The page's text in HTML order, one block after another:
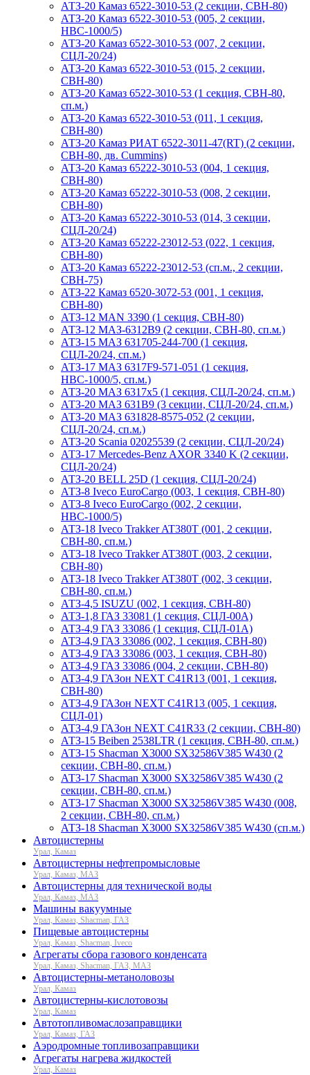
АТЗ-20 Камаз 6522-3010-53 (2 секции, СВН-80)
АТЗ-20 Камаз 6522-3010-53 (005, 2 секции,
НВС-1000/5)
АТЗ-20 Камаз 6522-3010-53 (007, 2 секции,
СЦЛ-20/24)
АТЗ-20 Камаз 6522-3010-53 (015, 2 секции,
СВН-80)
АТЗ-20 Камаз 6522-3010-53 (1 секция, СВН-80,
сп.м.)
АТЗ-20 Камаз 6522-3010-53 (011, 1 секция,
СВН-80)
АТЗ-20 Камаз РИАТ 6522-3011-47(RT) (2 секции,
СВН-80, дв. Cummins)
АТЗ-20 Камаз 65222-3010-53 (004, 1 секция,
СВН-80)
АТЗ-20 Камаз 65222-3010-53 (008, 2 секции,
СВН-80)
АТЗ-20 Камаз 65222-3010-53 (014, 3 секции,
СЦЛ-20/24)
АТЗ-20 Камаз 65222-23012-53 (022, 1 секция,
СВН-80)
АТЗ-20 Камаз 65222-23012-53 (сп.м., 2 секции,
СВН-75)
АТЗ-22 Камаз 6520-3072-53 (001, 1 секция,
СВН-80)
АТЗ-12 MAN 3390 (1 секция, СВН-80)
АТЗ-12 МАЗ-6312В9 (2 секции, СВН-80, сп.м.)
АТЗ-15 МАЗ 631705-244-700 (1 секция,
СЦЛ-20/24, сп.м.)
АТЗ-17 МАЗ 6317F9-571-051 (1 секция,
НВС-1000/5, сп.м.)
АТЗ-20 МАЗ 6317x5 (1 секция, СЦЛ-20/24, сп.м.)
АТЗ-20 МАЗ 631B9 (3 секции, СЦЛ-20/24, сп.м.)
АТЗ-20 МАЗ 631828-8575-052 (2 секции,
СЦЛ-20/24, сп.м.)
АТЗ-20 Scania 02025539 (2 секции, СЦЛ-20/24)
АТЗ-17 Mercedes-Benz AXOR 3340 K (2 секции,
СЦЛ-20/24)
АТЗ-20 BELL 25D (1 секция, СЦЛ-20/24)
АТЗ-8 Iveco EuroCargo (003, 1 секция, СВН-80)
АТЗ-8 Iveco EuroCargo (002, 2 секции,
НВС-1000/5)
АТЗ-18 Iveco Trakker AT380T (001, 2 секции,
СВН-80, сп.м.)
АТЗ-18 Iveco Trakker AT380T (003, 2 секции,
СВН-80)
АТЗ-18 Iveco Trakker AT380T (002, 3 секции,
СВН-80, сп.м.)
АТЗ-4,5 ISUZU (002, 1 секция, СВН-80)
АТЗ-1,8 ГАЗ 33081 (1 секция, СЦЛ-00А)
АТЗ-4,9 ГАЗ 33086 (1 секция, СЦЛ-01А)
АТЗ-4,9 ГАЗ 33086 (002, 1 секция, СВН-80)
АТЗ-4,9 ГАЗ 33086 (003, 1 секция, СВН-80)
АТЗ-4,9 ГАЗ 33086 (004, 2 секции, СВН-80)
АТЗ-4,9 ГАЗон NEXT C41R13 (001, 1 секция,
СВН-80)
АТЗ-4,9 ГАЗон NEXT C41R13 (005, 1 секция,
СЦЛ-01)
АТЗ-4,9 ГАЗон NEXT C41R33 (2 секции, СВН-80)
АТЗ-15 Beiben 2538LTR (1 секция, СВН-80, сп.м.)
АТЗ-15 Shacman X3000 SX32586V385 W430 (2
секции, СВН-80, сп.м.)
АТЗ-17 Shacman X3000 SX32586V385 W430 (2
секции, СВН-80, сп.м.)
АТЗ-17 Shacman X3000 SX32586V385 W430 (008,
2 секции, СВН-80, сп.м.)
АТЗ-18 Shacman X3000 SX32586V385 W430 (сп.м.)
Автоцистерны
Урал, Камаз
Автоцистерны нефтепромысловые
Урал, Камаз, МАЗ
Автоцистерны для технической воды
Урал, Камаз, МАЗ
Машины вакуумные
Урал, Камаз, Shacman, ГАЗ
Пищевые автоцистерны
Урал, Камаз, Shacman, Iveco
Агрегаты сбора газового конденсата
Урал, Камаз, Shacman, ГАЗ, МАЗ
Автоцистерны-метаноловозы
Урал, Камаз
Автоцистерны-кислотовозы
Урал, Камаз
Автотопливомаслозаправщики
Урал, Камаз, ГАЗ
Аэродромные топливозаправщики
Агрегаты нагрева жидкостей
Урал, Камаз